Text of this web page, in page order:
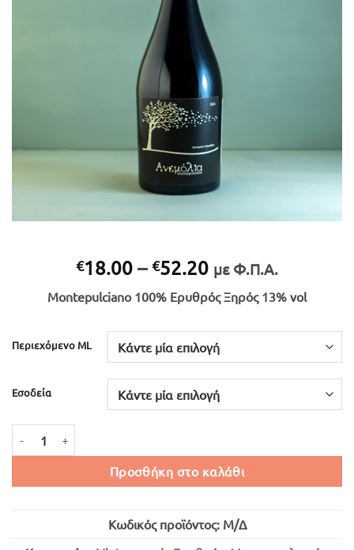
€18.00 – €52.20Price
range:
€18.00
€52.20
με Φ.Π.Α.
Montepulciano 100% Ερυθρός Ξηρός 13% vol
Περιεχόμενο ML
Εσοδεία
Προσθήκη στο καλάθι
Κωδικός προϊόντος: Μ/Δ